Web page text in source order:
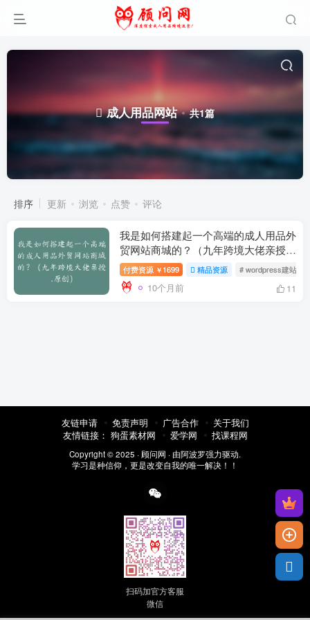
成人用品网站 共1篇
排序 更新 浏览 点赞 评论
我是如何搭建起一个高端的成人用品外
贸网站商城的？（九年跨境大佬亲授.
原创）免费提供保姆式辅导！
付费资源 ￥ 1699 精品资源 # wordpress建站课
10个月前 11
友链申请 免责声明 广告合作
关于我们
友情链接： 狗蛋素材网 爱学网 找课程网
Copyright © 2025 · 顾问网 · 由阿波罗强力驱动.
学习是种信仰，更是改变自我的唯一解决！！
扫码加官方客服
微信